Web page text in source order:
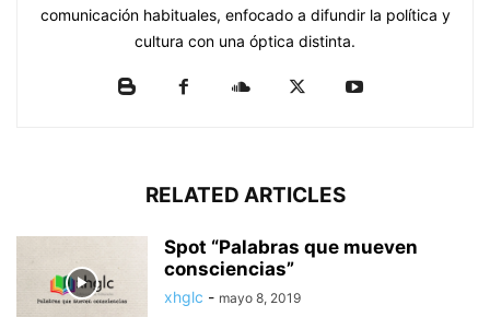
comunicación habituales, enfocado a difundir la política y
cultura con una óptica distinta.
RELATED ARTICLES
Spot “Palabras que mueven
consciencias”
xhglc - mayo 8, 2019